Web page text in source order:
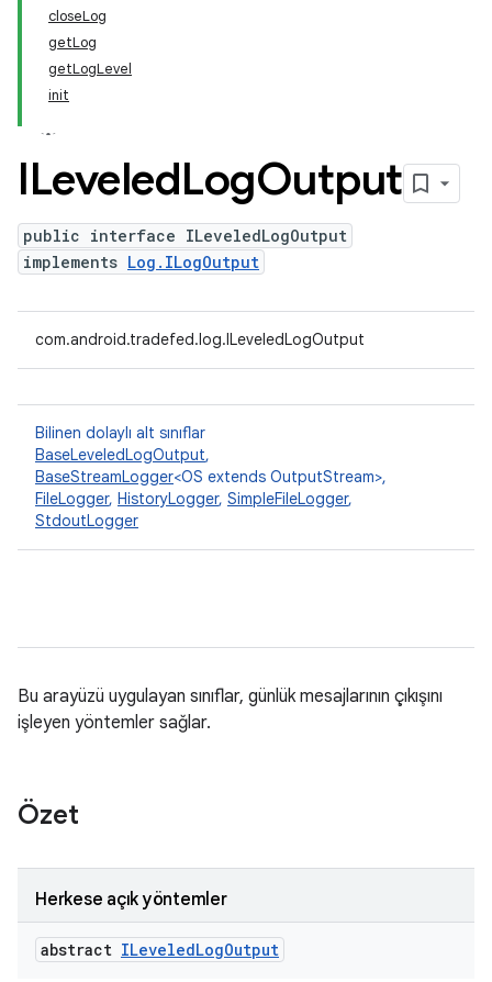
closeLog
getLog
getLogLevel
init
ILeveledLogOutput
public interface ILeveledLogOutput
implements Log.ILogOutput
com.android.tradefed.log.ILeveledLogOutput
Bilinen dolaylı alt sınıflar
BaseLeveledLogOutput,
BaseStreamLogger<OS extends OutputStream>,
FileLogger, HistoryLogger, SimpleFileLogger,
StdoutLogger
Bu arayüzü uygulayan sınıflar, günlük mesajlarının çıkışını
işleyen yöntemler sağlar.
Özet
Herkese açık yöntemler
abstract ILeveledLogOutput